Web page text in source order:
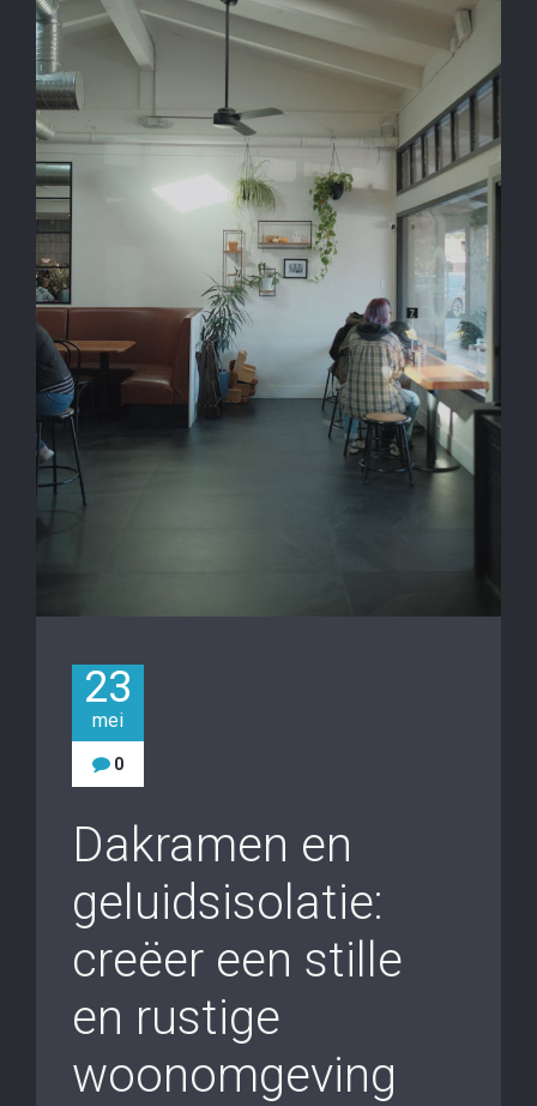
23
mei
0
Dakramen en
geluidsisolatie:
creëer een stille
en rustige
woonomgeving